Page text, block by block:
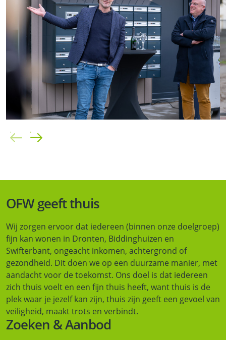
OFW geeft thuis
Wij zorgen ervoor dat iedereen (binnen onze doelgroep)
fijn kan wonen in Dronten, Biddinghuizen en
Swifterbant, ongeacht inkomen, achtergrond of
gezondheid. Dit doen we op een duurzame manier, met
aandacht voor de toekomst. Ons doel is dat iedereen
zich thuis voelt en een fijn thuis heeft, want thuis is de
plek waar je jezelf kan zijn, thuis zijn geeft een gevoel van
veiligheid, maakt trots en verbindt.
Zoeken & Aanbod